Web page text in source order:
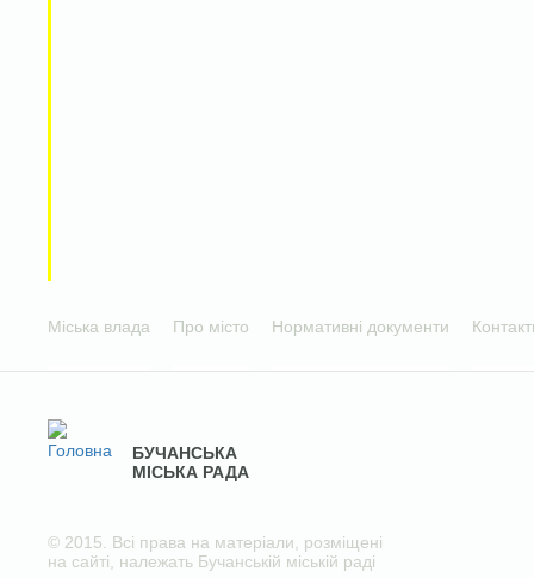
Міська влада Про місто Нормативні документи
БУЧАНСЬКА
МІСЬКА РАДА
© 2015. Всі права на матеріали, розміщені
на сайті, належать Бучанській міській раді